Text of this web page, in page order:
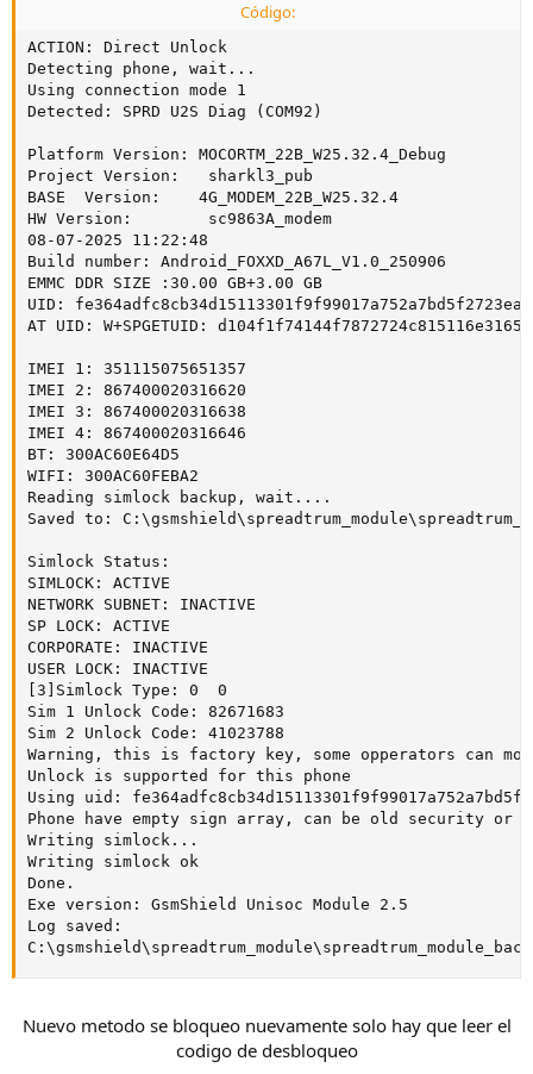
Código:
ACTION: Direct Unlock
Detecting phone, wait...
Using connection mode 1
Detected: SPRD U2S Diag (COM92)
Platform Version: MOCORTM_22B_W25.32.4_Debug
Project Version:   sharkl3_pub
BASE  Version:    4G_MODEM_22B_W25.32.4
HW Version:        sc9863A_modem
08-07-2025 11:22:48
Build number: Android_FOXXD_A67L_V1.0_250906
EMMC DDR SIZE :30.00 GB+3.00 GB
UID:
AT UID: W+SPGETUID:
IMEI 1: 351115075651357
IMEI 2: 867400020316620
IMEI 3: 867400020316638
IMEI 4: 867400020316646
BT: 300AC60E64D5
WIFI: 300AC60FEBA2
Reading simlock backup, wait....
Saved to:
Simlock Status:
SIMLOCK: ACTIVE
NETWORK SUBNET: INACTIVE
SP LOCK: ACTIVE
CORPORATE: INACTIVE
USER LOCK: INACTIVE
[3]Simlock Type: 0  0
Sim 1 Unlock Code: 82671683
Sim 2 Unlock Code: 41023788
Warning, this is factory key, some opperators can
Unlock is supported for this phone
Using uid:
Phone have empty sign array, can be old security or
Writing simlock...
Writing simlock ok
Done.
Exe version: GsmShield Unisoc Module 2.5
Log saved:
Nuevo metodo se bloqueo nuevamente solo hay que leer el
codigo de desbloqueo